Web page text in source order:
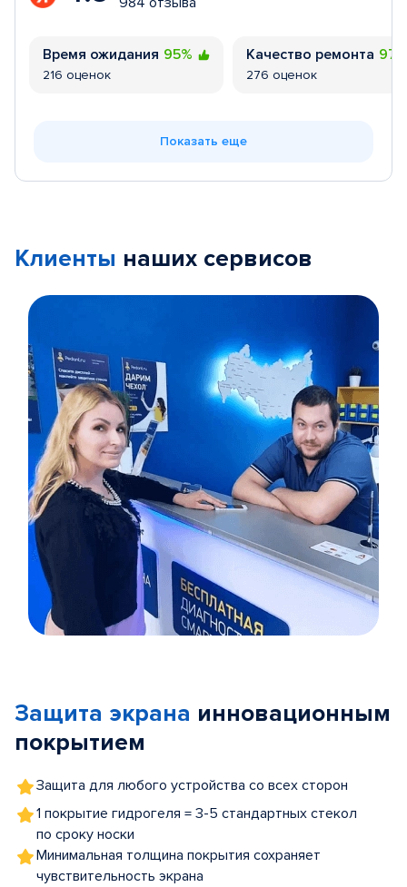
Время ожидания 95%
216 оценок
Качество ремонта
276 оценок
Показать еще
Клиенты наших сервисов
5
Защита экрана инновационным
покрытием
Защита для любого устройства со всех сторон
1 покрытие гидрогеля = 3-5 стандартных стекол
по сроку носки
Минимальная толщина покрытия сохраняет
чувствительность экрана